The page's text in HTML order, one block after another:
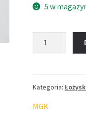
5 w
Kategoria:
MGK